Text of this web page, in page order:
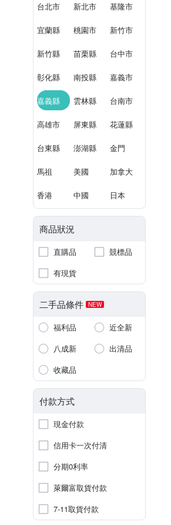
台北市 新北市 基隆市
宜蘭縣 桃園市 新竹市
新竹縣 苗栗縣 台中市
彰化縣 南投縣 嘉義市
嘉義縣 雲林縣 台南市
高雄市 屏東縣 花蓮縣
台東縣 澎湖縣 金門
馬祖 美國 加拿大
香港 中國 日本
商品狀況
直購品
競標品
有現貨
二手品條件 NEW
福利品
近全新
八成新
出清品
收藏品
付款方式
現金付款
信用卡一次付清
分期0利率
萊爾富取貨付款
7-11取貨付款